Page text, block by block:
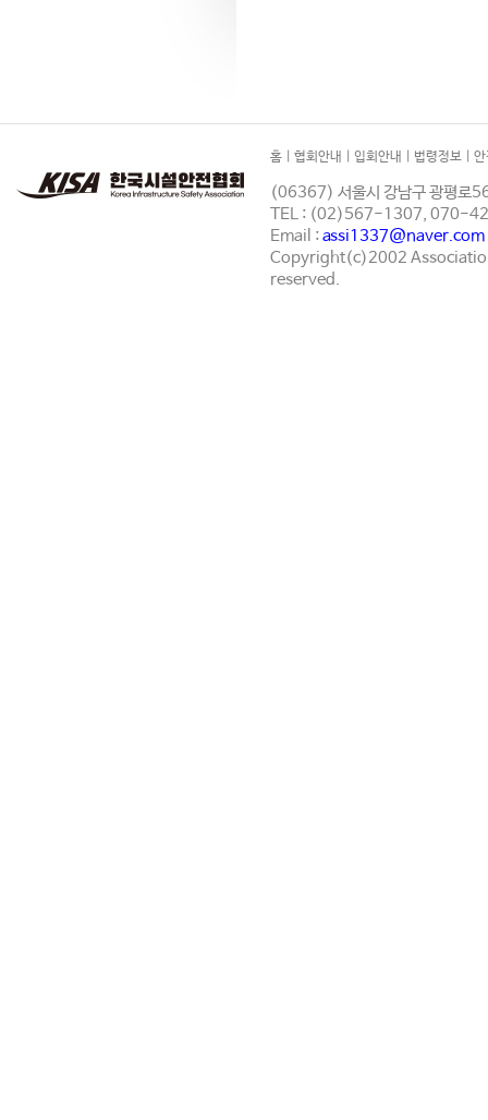
홈 협회안내 입회안내 법령정보
(06367) 서울시 강남구 광평로
TEL : (02)567-1307, 070-
Email :assi1337@naver.com
Copyright(c)2002
reserved.